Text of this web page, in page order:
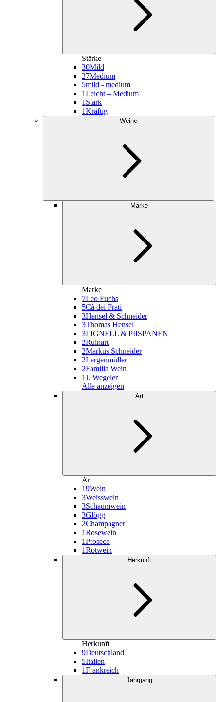
Stärke
30Mild
27Medium
5mild - medium
1Leicht – Medium
1 Stark
1Kräftig
Weine
Marke
Marke
7Leo Fuchs
5Cà dei Frati
3Hensel & Schneider
3Thomas Hensel
3LIGNELL & PIISPANEN
2Ruinart
2Markus Schneider
2Lergenmüller
2Familia Wein
1J. Wegeler
Alle anzeigen
Art
Art
19Wein
3Weisswein
3Schaumwein
3Glögg
2Champagner
1Rosewein
1Proseco
1Rotwein
Herkunft
Herkunft
9Deutschland
5Italien
1Frankreich
Jahrgang